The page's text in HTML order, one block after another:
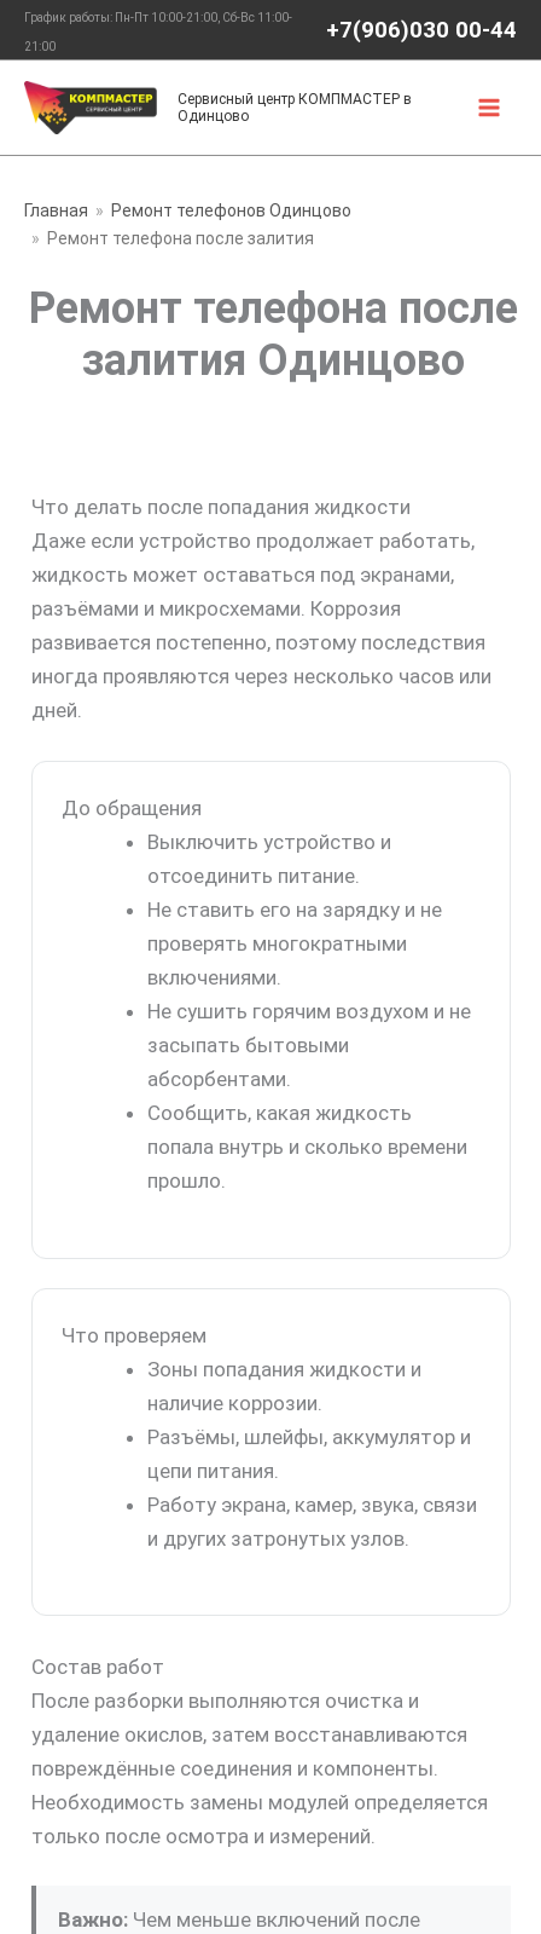
Перейти
содержимому
График работы: Пн-Пт 10:00-21:00, Сб-Вс 11:00-
21:00
+7(906)030 00-44
Сервисный центр КОМПМАСТЕР в
Одинцово
Главная
Ремонт телефонов Одинцово
Ремонт телефона после залития
Ремонт телефона после
залития Одинцово
Что делать после попадания жидкости
Даже если устройство продолжает работать,
жидкость может оставаться под экранами,
разъёмами и микросхемами. Коррозия
развивается постепенно, поэтому последствия
иногда проявляются через несколько часов или
дней.
До обращения
Выключить устройство и
отсоединить питание.
Не ставить его на зарядку и не
проверять многократными
включениями.
Не сушить горячим воздухом и не
засыпать бытовыми
абсорбентами.
Сообщить, какая жидкость
попала внутрь и сколько времени
прошло.
Что проверяем
Зоны попадания жидкости и
наличие коррозии.
Разъёмы, шлейфы, аккумулятор и
цепи питания.
Работу экрана, камер, звука, связи
и других затронутых узлов.
Состав работ
После разборки выполняются очистка и
удаление окислов, затем восстанавливаются
повреждённые соединения и компоненты.
Необходимость замены модулей определяется
только после осмотра и измерений.
Важно:Чем меньше включений после